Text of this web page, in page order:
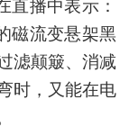
直播中表示：
磁流变悬架黑
滤颠簸、消减
时，又能在电